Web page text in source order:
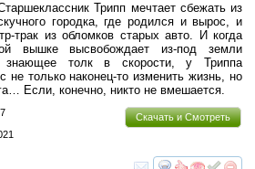
Трипп мечтает сбежать из
городка, где родился и вырос, и
трак из обломков старых авто. И когда
вышке высвобождает из-под земли
знающее толк в скорости, у Триппа
не только наконец-то изменить жизнь, но
Если, конечно, никто не вмешается.
Скачать и Смотреть